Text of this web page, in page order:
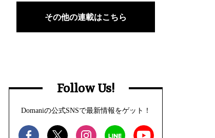
その他の連載はこちら
Follow Us!
Domaniの公式SNSで最新情報をゲット！